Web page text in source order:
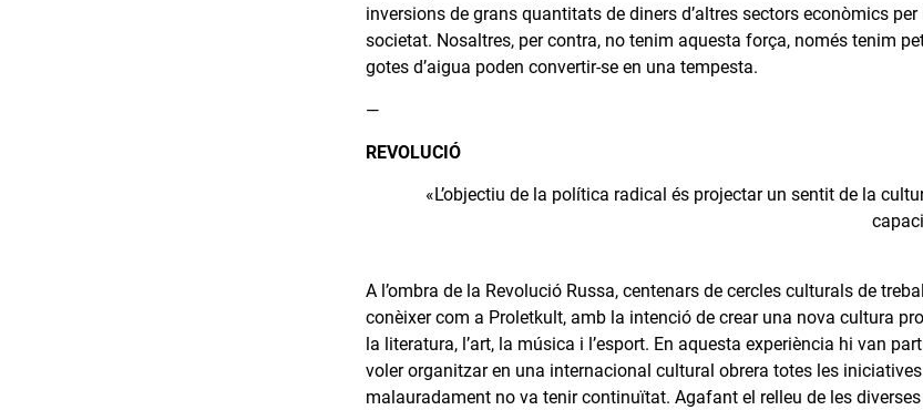
inversions de grans quantitats de diners d’altres sectors econòmics
societat. Nosaltres, per contra, no tenim aquesta força, només tenim
gotes d’aigua poden convertir-se en una tempesta.
—
REVOLUCIÓ
«L’objectiu de la política radical és projectar un sentit de la
A l’ombra de la Revolució Russa, centenars de cercles culturals de
conèixer com a Proletkult, amb la intenció de crear una nova cultura
la literatura, l’art, la música i l’esport. En aquesta experiència hi van
voler organitzar en una internacional cultural obrera totes les
malauradament no va tenir continuïtat. Agafant el relleu de les